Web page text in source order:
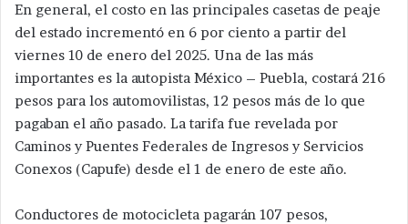
En general, el costo en las principales casetas de peaje
del estado incrementó en 6 por ciento a partir del
viernes 10 de enero del 2025. Una de las más
importantes es la autopista México – Puebla, costará 216
pesos para los automovilistas, 12 pesos más de lo que
pagaban el año pasado. La tarifa fue revelada por
Caminos y Puentes Federales de Ingresos y Servicios
Conexos (Capufe) desde el 1 de enero de este año.
Conductores de motocicleta pagarán 107 pesos,